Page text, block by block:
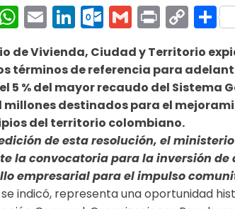
WhatsApp
EmailLinkedInGmail
Print
Link
de Vivienda, Ciudad y Territorio
términos de referencia para
5 % del mayor recaudo del Sistema
millones destinados para el
del territorio colombiano.
de esta resolución, el
la convocatoria para la inversión de
empresarial para el impulso
se indicó, representa una oportunidad